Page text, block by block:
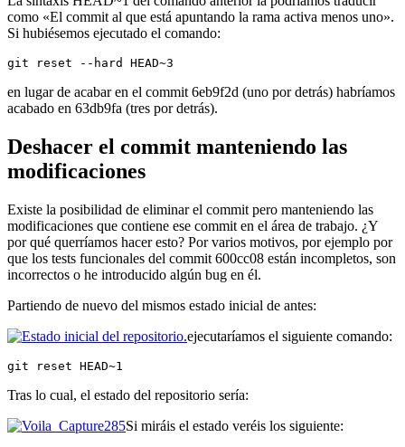
como «El commit al que está apuntando la rama activa menos uno».
Si hubiésemos ejecutado el comando:
git reset --hard HEAD~3
en lugar de acabar en el commit 6eb9f2d (uno por detrás) habríamos
acabado en 63db9fa (tres por detrás).
Deshacer el commit manteniendo las
modificaciones
Existe la posibilidad de eliminar el commit pero manteniendo las
modificaciones que contiene ese commit en el área de trabajo. ¿Y
por qué querríamos hacer esto? Por varios motivos, por ejemplo por
que los tests funcionales del commit 600cc08 están incompletos, son
incorrectos o he introducido algún bug en él.
Partiendo de nuevo del mismos estado inicial de antes:
ejecutaríamos el siguiente comando:
git reset HEAD~1
Tras lo cual, el estado del repositorio sería:
Si miráis el estado veréis los siguiente: